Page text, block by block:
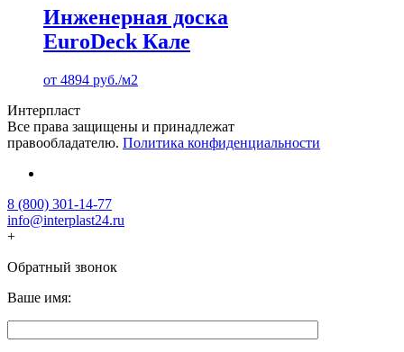
Инженерная доска
EuroDeck Кале
от 4894 руб./м2
Интерпласт
Все права защищены и принадлежат
правообладателю. Политика конфиденциальности
8 (800) 301-14-77
info@interplast24.ru
+
Обратный звонок
Ваше имя: